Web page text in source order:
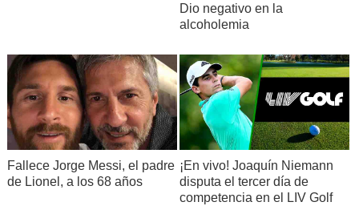
Dio negativo en la
alcoholemia
Fallece Jorge Messi, el padre
de Lionel, a los 68 años
¡En vivo! Joaquín Niemann
disputa el tercer día de
competencia en el LIV Golf